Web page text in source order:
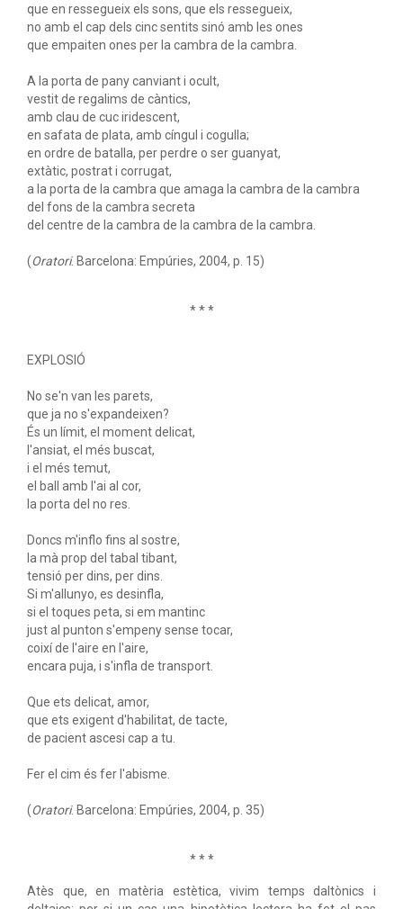
que en ressegueix els sons, que els ressegueix,
no amb el cap dels cinc sentits sinó amb les ones
que empaiten ones per la cambra de la cambra.
A la porta de pany canviant i ocult,
vestit de regalims de càntics,
amb clau de cuc iridescent,
en safata de plata, amb cíngul i cogulla;
en ordre de batalla, per perdre o ser guanyat,
extàtic, postrat i corrugat,
a la porta de la cambra que amaga la cambra de la cambra
del fons de la cambra secreta
del centre de la cambra de la cambra de la cambra.
(Oratori. Barcelona: Empúries, 2004, p. 15)
* * *
EXPLOSIÓ
No se'n van les parets,
que ja no s'expandeixen?
És un límit, el moment delicat,
l'ansiat, el més buscat,
i el més temut,
el ball amb l'ai al cor,
la porta del no res.
Doncs m'inflo fins al sostre,
la mà prop del tabal tibant,
tensió per dins, per dins.
Si m'allunyo, es desinfla,
si el toques peta, si em mantinc
just al punton s'empeny sense tocar,
coixí de l'aire en l'aire,
encara puja, i s'infla de transport.
Que ets delicat, amor,
que ets exigent d'habilitat, de tacte,
de pacient ascesi cap a tu.
Fer el cim és fer l'abisme.
(Oratori. Barcelona: Empúries, 2004, p. 35)
* * *
Atès que, en matèria estètica, vivim temps daltònics i